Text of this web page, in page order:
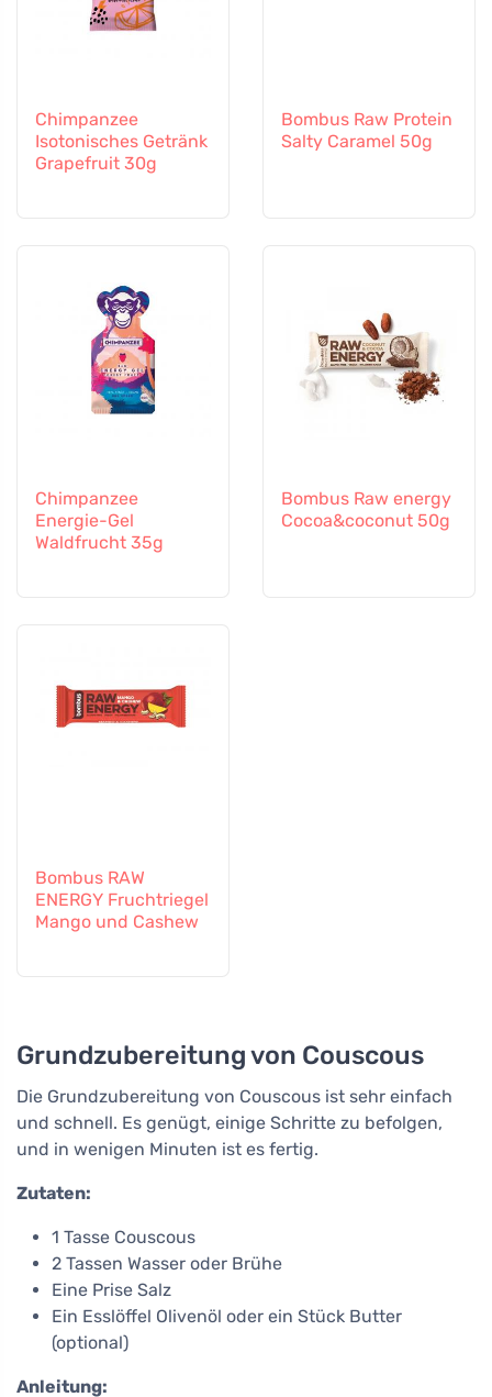
Chimpanzee
Isotonisches Getränk
Grapefruit 30g
Bombus Raw Protein
Salty Caramel 50g
Chimpanzee
Energie-Gel
Waldfrucht 35g
Bombus Raw energy
Cocoa&coconut 50g
Bombus RAW
ENERGY Fruchtriegel
Mango und Cashew
Grundzubereitung von Couscous
Die Grundzubereitung von Couscous ist sehr einfach
und schnell. Es genügt, einige Schritte zu befolgen,
und in wenigen Minuten ist es fertig.
Zutaten:
1 Tasse Couscous
2 Tassen Wasser oder Brühe
Eine Prise Salz
Ein Esslöffel Olivenöl oder ein Stück Butter
(optional)
Anleitung: